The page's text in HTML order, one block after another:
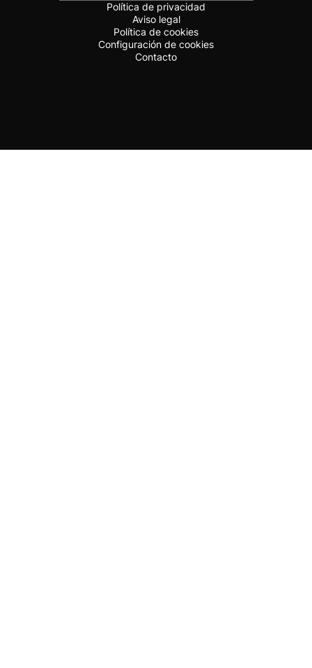
Política de privacidad
Aviso legal
Política de cookies
Configuración de cookies
Contacto